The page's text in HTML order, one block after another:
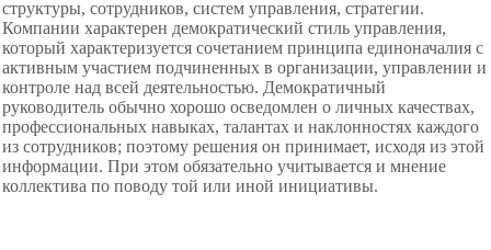
структуры, сотрудников, систем управления, стратегии.
Компании характерен демократический стиль управления,
который характеризуется сочетанием принципа единоначалия с
активным участием подчиненных в организации, управлении и
контроле над всей деятельностью. Демократичный
руководитель обычно хорошо осведомлен о личных качествах,
профессиональных навыках, талантах и наклонностях каждого
из сотрудников; поэтому решения он принимает, исходя из этой
информации. При этом обязательно учитывается и мнение
коллектива по поводу той или иной инициативы.